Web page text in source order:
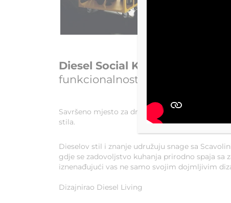
Diesel Social Kitchen.
funkcionalnosti i prilagodbe.
Savršeno mjesto za druženje i izražavanje svog
stila.
Dieselov stil i znanje udružuju snage sa
gdje se zadovoljstvo kuhanja prirodno spaja
iznenađujući vas ne samo svojim dojmljivim
Dizajnirao Diesel Living